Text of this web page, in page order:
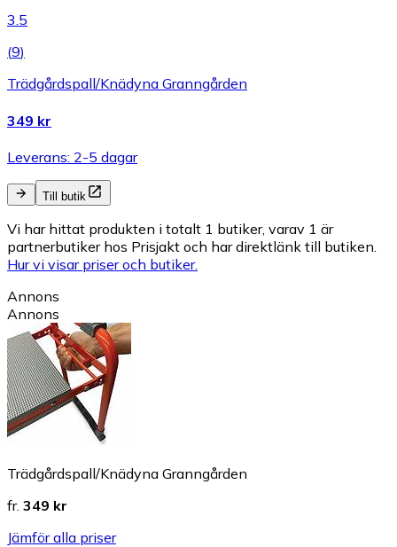
3.5
(9)
Trädgårdspall/Knädyna Granngården
349 kr
Leverans: 2-5 dagar
Till butik
Vi har hittat produkten i totalt 1 butiker, varav 1 är
partnerbutiker hos Prisjakt och har direktlänk till butiken.
Hur vi visar priser och butiker.
Annons
Annons
Trädgårdspall/Knädyna Granngården
fr. 349 kr
Jämför alla priser